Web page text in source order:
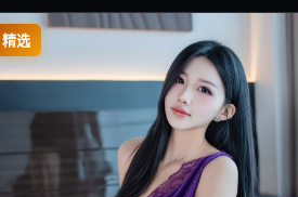
精选